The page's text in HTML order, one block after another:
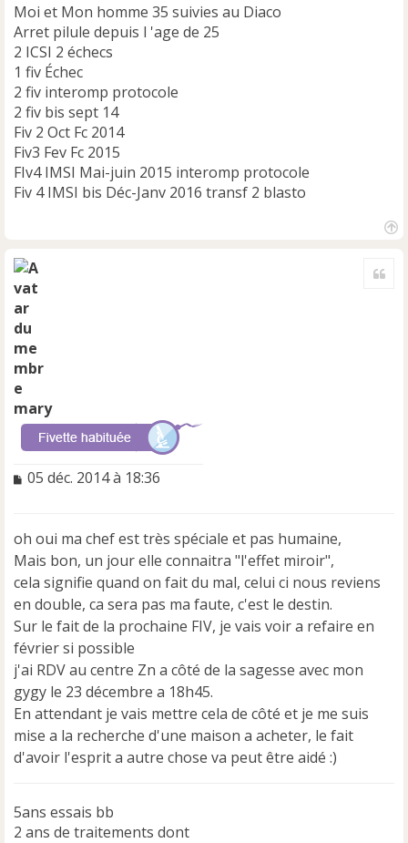
Moi et Mon homme 35 suivies au Diaco
Arret pilule depuis l 'age de 25
2 ICSI 2 échecs
1 fiv Échec
2 fiv interomp protocole
2 fiv bis sept 14
Fiv 2 Oct Fc 2014
Fiv3 Fev Fc 2015
FIv4 IMSI Mai-juin 2015 interomp protocole
Fiv 4 IMSI bis Déc-Janv 2016 transf 2 blasto
mary
M
s
a
g
e
n
o
n
l
u
05 déc. 2014 à 18:36
oh oui ma chef est très spéciale et pas humaine,
Mais bon, un jour elle connaitra "l'effet miroir",
cela signifie quand on fait du mal, celui ci nous reviens
en double, ca sera pas ma faute, c'est le destin.
Sur le fait de la prochaine FIV, je vais voir a refaire en
février si possible
j'ai RDV au centre Zn a côté de la sagesse avec mon
gygy le 23 décembre a 18h45.
En attendant je vais mettre cela de côté et je me suis
mise a la recherche d'une maison a acheter, le fait
d'avoir l'esprit a autre chose va peut être aidé :)
5ans essais bb
2 ans de traitements dont